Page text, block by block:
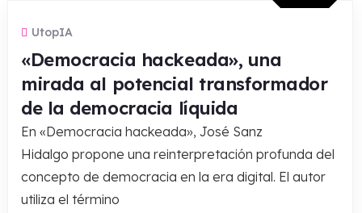
UtopIA
«Democracia hackeada», una
mirada al potencial transformador
de la democracia líquida
En «Democracia hackeada», José Sanz
Hidalgo propone una reinterpretación profunda del
concepto de democracia en la era digital. El autor
utiliza el término